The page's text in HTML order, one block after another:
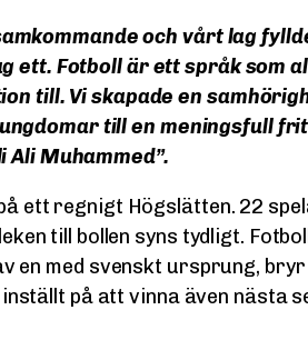
och vårt lag
ett. Fotboll är ett språk som
till. Vi skapade en
till en meningsfull
Ali Muhammed”.
ett regnigt Högslätten. 22
till bollen syns tydligt.
en med svenskt ursprung, bryr
på att vinna även nästa